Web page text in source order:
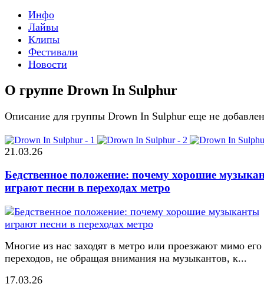
Инфо
Лайвы
Клипы
Фестивали
Новости
О группе Drown In Sulphur
Описание для группы Drown In Sulphur еще не
21.03.26
Бедственное положение: почему хорошие
играют песни в переходах метро
Многие из нас заходят в метро или проезжают мимо его
переходов, не обращая внимания на музыкантов, к...
17.03.26